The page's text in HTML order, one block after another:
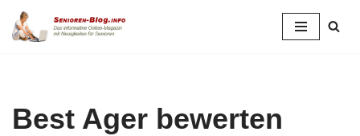
Zum
Best Ager bewerten